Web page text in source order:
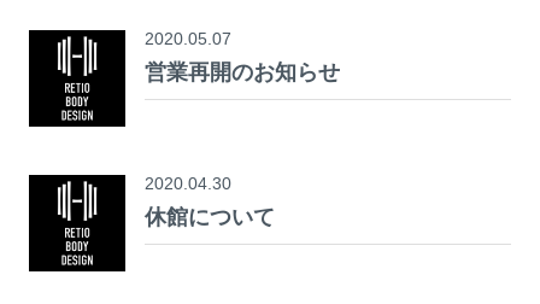
2020.05.07
営業再開のお知らせ
2020.04.30
休館について